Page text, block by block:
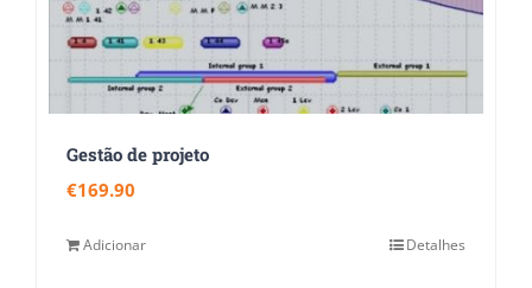
Gestão de projeto
€169.90
Adicionar Detalhes